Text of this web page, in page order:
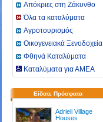
Απόκριες στη Ζάκυνθο
Όλα τα καταλύματα
Αγροτουρισμός
Οικογενειακά Ξενοδοχεία
Φθηνά Καταλύματα
Καταλύματα για ΑΜΕΑ
Είδατε Πρόσφατα
Adrieli Village
Houses